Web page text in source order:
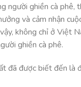
người ghiền cà phê,
và cảm nhận
không chỉ ở Việt
ghiền cà phê.
đã được biết đến là